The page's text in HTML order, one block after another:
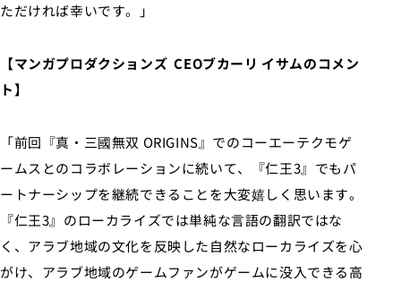
ただければ幸いです。」
【マンガプロダクションズ CEOブカーリ イサムのコメン
ト】
「前回『真・三國無双 ORIGINS』でのコーエーテクモゲ
ームスとのコラボレーションに続いて、『仁王3』でもパ
ートナーシップを継続できることを大変嬉しく思います。
『仁王3』のローカライズでは単純な言語の翻訳ではな
く、アラブ地域の文化を反映した自然なローカライズを心
がけ、アラブ地域のゲームファンがゲームに没入できる高